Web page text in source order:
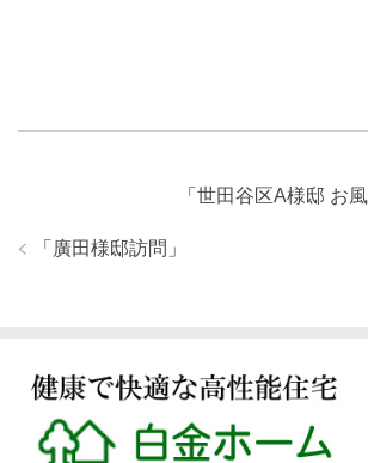
「 世田谷区A様邸 お
「 廣田様邸訪問 」